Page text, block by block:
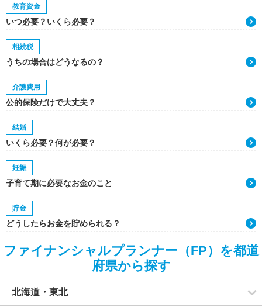
教育資金
いつ必要？いくら必要？
相続税
うちの場合はどうなるの？
介護費用
公的保険だけで大丈夫？
結婚
いくら必要？何が必要？
妊娠
子育て期に必要なお金のこと
貯金
どうしたらお金を貯められる？
ファイナンシャルプランナー（FP）を都道
府県から探す
北海道・東北